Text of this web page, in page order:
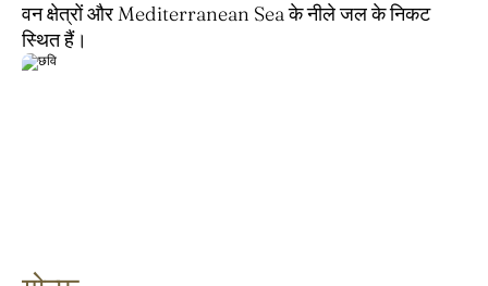
वन क्षेत्रों और Mediterranean Sea के नीले जल के निकट
स्थित हैं।